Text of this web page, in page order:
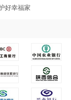
好幸福家